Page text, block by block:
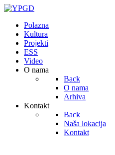
Polazna
Kultura
Projekti
ESS
Video
O nama
Back
O nama
Arhiva
Kontakt
Back
Naša lokacija
Kontakt